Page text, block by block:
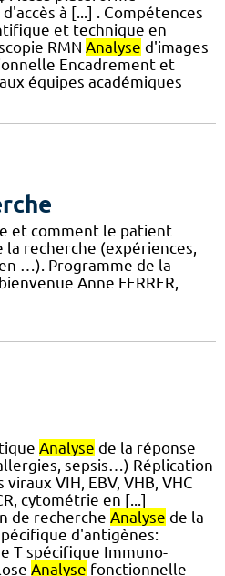
à [...] . Compétences
et technique en
RMN Analyse d'images
Encadrement et
équipes académiques
et comment le patient
recherche (expériences,
…). Programme de la
Anne FERRER,
Analyse de la réponse
sepsis…) Réplication
VIH, EBV, VHB, VHC
cytométrie en [...]
de recherche Analyse de la
d'antigènes:
T spécifique Immuno-
Analyse fonctionnelle